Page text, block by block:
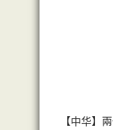
【中华】